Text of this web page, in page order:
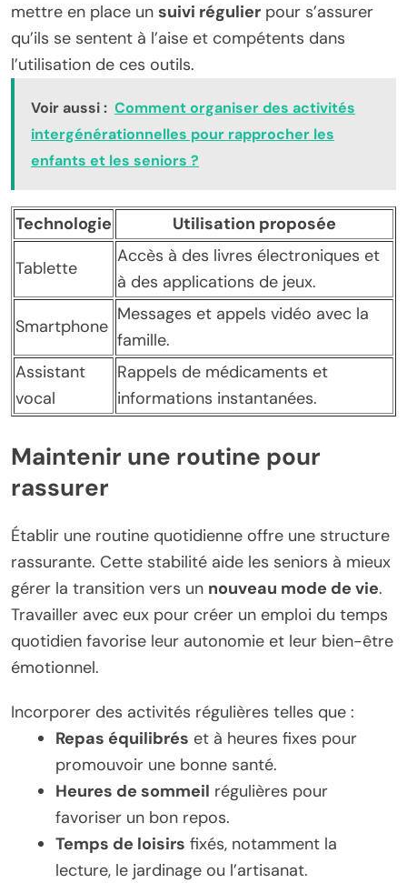
mettre en place un suivi régulier pour s’assurer
qu’ils se sentent à l’aise et compétents dans
l’utilisation de ces outils.
Voir aussi : Comment organiser des activités
intergénérationnelles pour rapprocher les
enfants et les seniors ?
Technologie Utilisation proposée
Tablette
Accès à des livres électroniques et
à des applications de jeux.
Smartphone
Messages et appels vidéo avec la
famille.
Assistant
vocal
Rappels de médicaments et
informations instantanées.
Maintenir une routine pour
rassurer
Établir une routine quotidienne offre une structure
rassurante. Cette stabilité aide les seniors à mieux
gérer la transition vers un nouveau mode de vie.
Travailler avec eux pour créer un emploi du temps
quotidien favorise leur autonomie et leur bien-être
émotionnel.
Incorporer des activités régulières telles que :
Repas équilibrés et à heures fixes pour
promouvoir une bonne santé.
Heures de sommeil régulières pour
favoriser un bon repos.
Temps de loisirs fixés, notamment la
lecture, le jardinage ou l’artisanat.